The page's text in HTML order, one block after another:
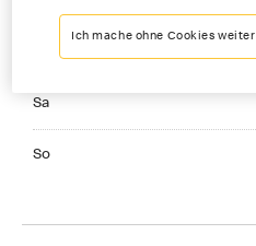
Friday 09:00 - 02:00
Sa
Saturday 09:00 - 02:00
So
Ich mache ohne Cookies weiter